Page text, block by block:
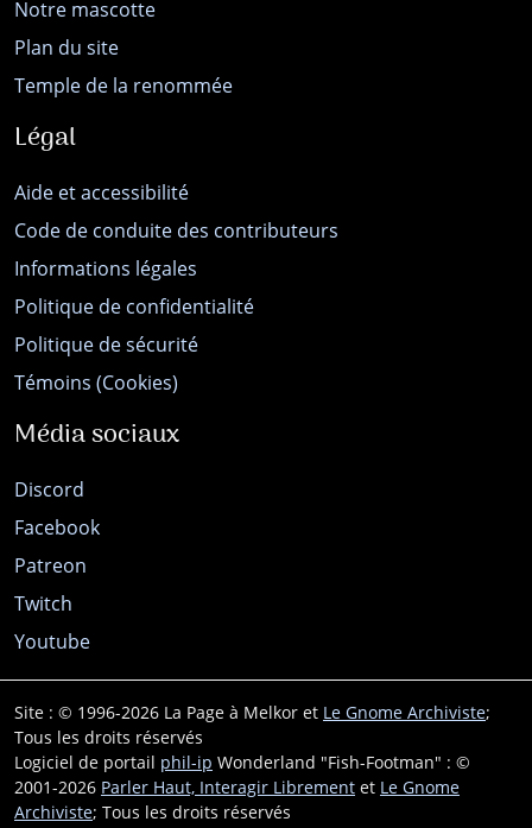
Notre mascotte
Plan du site
Temple de la renommée
Légal
Aide et accessibilité
Code de conduite des contributeurs
Informations légales
Politique de confidentialité
Politique de sécurité
Témoins (Cookies)
Média sociaux
Discord
Facebook
Patreon
Twitch
Youtube
Site : © 1996-2026 La Page à Melkor et Le Gnome Archiviste;
Tous les droits réservés
Logiciel de portail phil-ip Wonderland "Fish-Footman" : ©
2001-2026 Parler Haut, Interagir Librement et Le Gnome
Archiviste; Tous les droits réservés